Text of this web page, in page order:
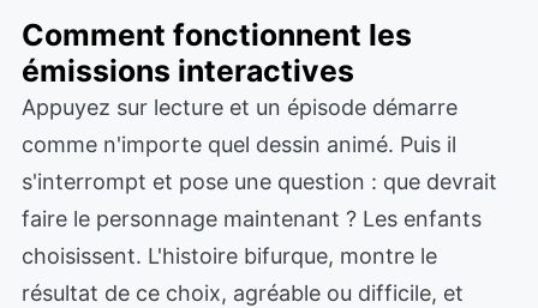
Comment fonctionnent les
émissions interactives
Appuyez sur lecture et un épisode démarre
comme n'importe quel dessin animé. Puis il
s'interrompt et pose une question : que devrait
faire le personnage maintenant ? Les enfants
choisissent. L'histoire bifurque, montre le
résultat de ce choix, agréable ou difficile, et